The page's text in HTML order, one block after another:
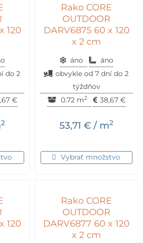
120
do 2
€
2
Rako CORE
OUTDOOR
DARV6875 60 x 120
x 2 cm
áno
áno
obvykle od 7 dní do 2
týždňov
0.72 m2 38,67 €
53,71 € / m2
Vybrať množstvo
120
Rako CORE
OUTDOOR
DARV6877 60 x 120
x 2 cm